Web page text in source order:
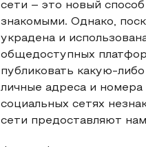
сети – это новый
знакомыми. Однако,
украдена и
общедоступных
публиковать какую-
личные адреса и
социальных сетях
сети предоставляют